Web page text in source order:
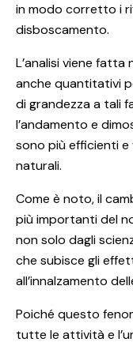
in modo corretto i
disboscamento.
L’analisi viene
anche quantitativi
di grandezza a tali
l’andamento e
sono più efficienti e
naturali.
Come è noto, il
più importanti del
non solo dagli
che subisce gli
all’innalzamento
Poiché questo
tutte le attività e